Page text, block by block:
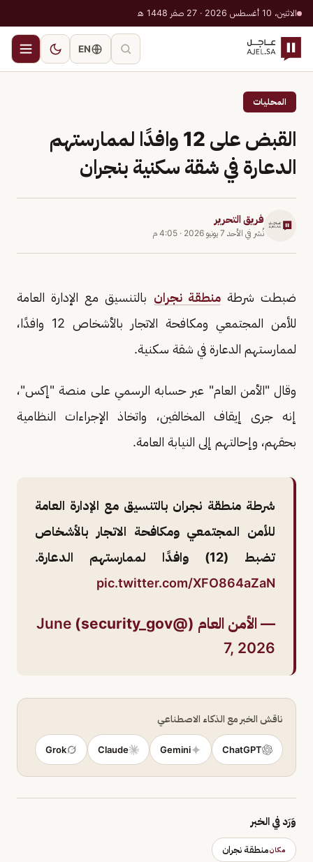
الاثنين، 10 أغسطس 2026 · 27 صفر 1448 هـ
EN
المحليات
القبض على 12 وافدًا لممارستهم
الدعارة في شقة سكنية بنجران
فريق التحرير
نُشر في الأحد 7 يونيو 2026 · 4:05 م
ضبطت شرطةمنطقة نجران بالتنسيق مع الإدارة العامة
للأمن المجتمعي ومكافحة الاتجار بالأشخاص 12 وافدًا،
لممارستهم الدعارة في شقة سكنية.
وقال "الأمن العام" عبر حسابه الرسمي على منصة "إكس"،
إنه جرى إيقاف المخالفين، واتخاذ الإجراءات النظامية
بحقهم، وإحالتهم إلى النيابة العامة.
شرطة منطقة نجران بالتنسيق مع الإدارة العامة
للأمن المجتمعي ومكافحة الاتجار بالأشخاص
تضبط (12) وافدًا لممارستهم الدعارة.
pic.twitter.com/XFO864aZaN
— الأمن العام (@security_gov)
June
7, 2026
ناقش الخبر مع الذكاء الاصطناعي
ChatGPT
Gemini
Claude
Grok
وَرَد في الخبر
مكانمنطقة نجران